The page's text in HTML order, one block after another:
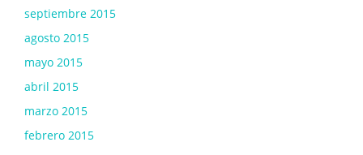
septiembre 2015
agosto 2015
mayo 2015
abril 2015
marzo 2015
febrero 2015